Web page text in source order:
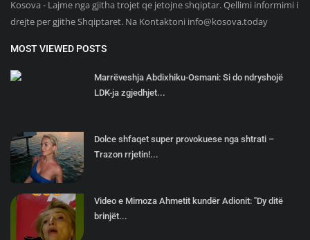
Kosova - Lajme nga gjitha trojet qe jetojne shqiptar. Qellimi informimi i
drejte per gjithe Shqiptaret. Na Kontaktoni info@kosova.today
MOST VIEWED POSTS
Marrëveshja Abdixhiku-Osmani: Si do ndryshojë
LDK-ja zgjedhjet...
Dolce shfaqet super provokuese nga shtrati –
Trazon rrjetin!...
Video e Mimoza Ahmetit kundër Adionit: "Dy ditë
brinjët...